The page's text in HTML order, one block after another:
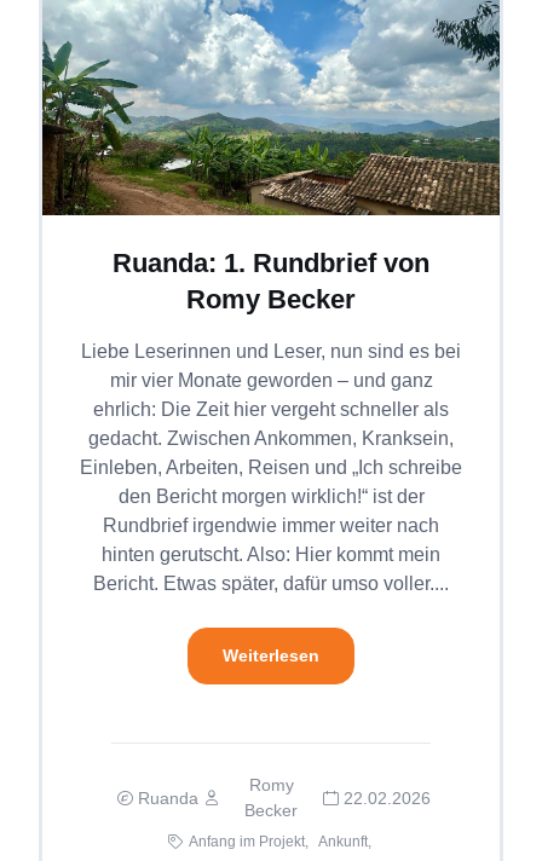
Ruanda: 1. Rundbrief von
Romy Becker
Liebe Leserinnen und Leser, nun sind es bei
mir vier Monate geworden – und ganz
ehrlich: Die Zeit hier vergeht schneller als
gedacht. Zwischen Ankommen, Kranksein,
Einleben, Arbeiten, Reisen und „Ich schreibe
den Bericht morgen wirklich!“ ist der
Rundbrief irgendwie immer weiter nach
hinten gerutscht. Also: Hier kommt mein
Bericht. Etwas später, dafür umso voller....
Weiterlesen
Ruanda
Romy
Becker
22.02.2026
Anfang im Projekt,
Ankunft,